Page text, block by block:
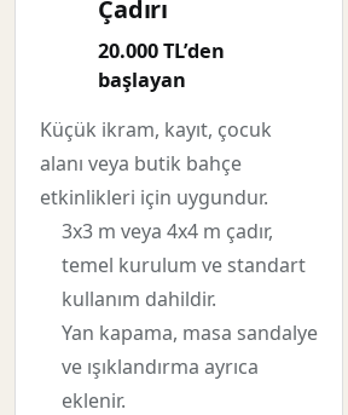
Çadırı
20.000 TL’den
başlayan
Küçük ikram, kayıt, çocuk
alanı veya butik bahçe
etkinlikleri için uygundur.
3x3 m veya 4x4 m çadır,
temel kurulum ve standart
kullanım dahildir.
Yan kapama, masa sandalye
ve ışıklandırma ayrıca
eklenir.